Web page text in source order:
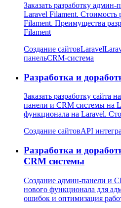
Заказать разработку
Laravel Filament. Стоимость
Filament. Преимущества
Filament
Создание сайтовLaravel
панельCRM-система
Разработка и
Заказать разработку сайта
панели и CRM системы на
функционала на Laravel.
Создание сайтовAPI
Разработка и
CRM системы
Cоздание админ-панели и
нового функционала для
ошибок и оптимизация